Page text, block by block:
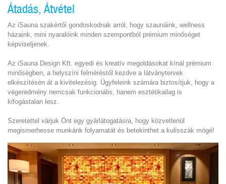
Átadás, Átvétel
Az iSauna szakértői gondoskodnak arról, hogy szaunáink, wellness
házaink, mini nyaralóink minden szempontból prémium minőséget
képviseljenek.
Az iSauna Design Kft. egyedi és kreatív megoldásokat kínál prémium
minőségben, a helyszíni felméréstől kezdve a látványtervek
elkészítésén át a kivitelezésig. Ügyfeleink számára biztosítjuk, hogy a
végeredmény nemcsak funkcionális, hanem esztétikailag is
kifogástalan lesz.
Szeretettel várjuk Önt egy gyárlátogatásra, hogy közvetlenül
megismerhesse munkánk folyamatát és betekinthet a kulisszák mögé!